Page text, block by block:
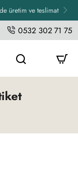
üretim ve teslimat
0532 302 71 75